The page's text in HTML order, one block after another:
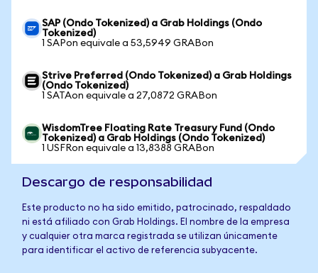
SAP (Ondo Tokenized) a Grab Holdings (Ondo
Tokenized)
1 SAPon equivale a 53,5949 GRABon
Strive Preferred (Ondo Tokenized) a Grab Holdings
(Ondo Tokenized)
1 SATAon equivale a 27,0872 GRABon
WisdomTree Floating Rate Treasury Fund (Ondo
Tokenized) a Grab Holdings (Ondo Tokenized)
1 USFRon equivale a 13,8388 GRABon
Descargo de responsabilidad
Este producto no ha sido emitido, patrocinado, respaldado
ni está afiliado con Grab Holdings. El nombre de la empresa
y cualquier otra marca registrada se utilizan únicamente
para identificar el activo de referencia subyacente.